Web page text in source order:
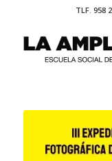
TLF. 958